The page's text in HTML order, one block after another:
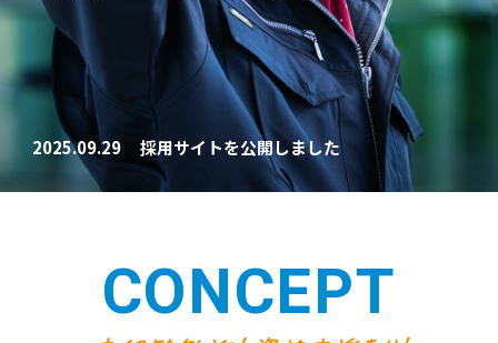
カジュアル面談申し込み
お知らせ
スタッフブログ
2025.09.29 採用サイトを公開しました
CONCEPT